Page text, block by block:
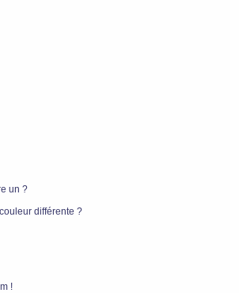
un ?
différente ?
!